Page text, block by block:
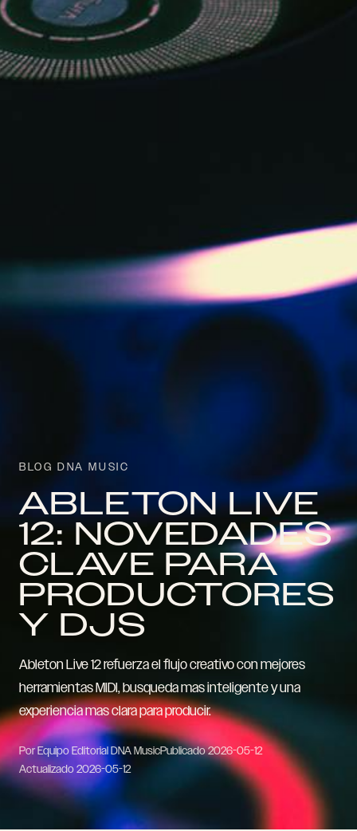
BLOG DNA MUSIC
ABLETON LIVE
12: NOVEDADES
CLAVE PARA
PRODUCTORES
Y DJS
Ableton Live 12 refuerza el flujo creativo con mejores
herramientas MIDI, busqueda mas inteligente y una
experiencia mas clara para producir.
Por Equipo Editorial DNA MusicPublicado2026-05-12
Actualizado2026-05-12